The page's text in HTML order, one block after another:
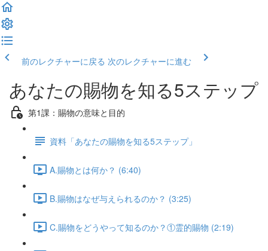
前のレクチャーに戻る 次のレクチャーに進む
あなたの賜物を知る5ステップ
第1課：賜物の意味と目的
資料「あなたの賜物を知る5ステップ」
A.賜物とは何か？ (6:40)
B.賜物はなぜ与えられるのか？ (3:25)
C.賜物をどうやって知るのか？①霊的賜物 (2:19)